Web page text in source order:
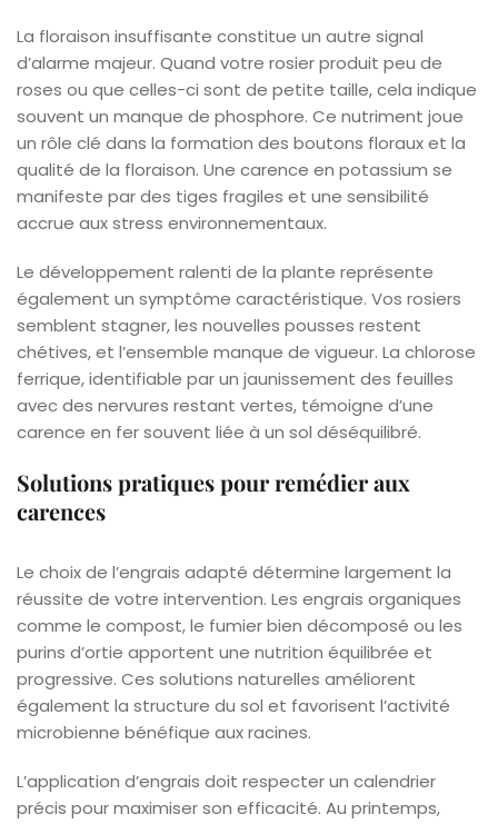
La floraison insuffisante constitue un autre signal
d’alarme majeur. Quand votre rosier produit peu de
roses ou que celles-ci sont de petite taille, cela indique
souvent un manque de phosphore. Ce nutriment joue
un rôle clé dans la formation des boutons floraux et la
qualité de la floraison. Une carence en potassium se
manifeste par des tiges fragiles et une sensibilité
accrue aux stress environnementaux.
Le développement ralenti de la plante représente
également un symptôme caractéristique. Vos rosiers
semblent stagner, les nouvelles pousses restent
chétives, et l’ensemble manque de vigueur. La chlorose
ferrique, identifiable par un jaunissement des feuilles
avec des nervures restant vertes, témoigne d’une
carence en fer souvent liée à un sol déséquilibré.
Solutions pratiques pour remédier aux
carences
Le choix de l’engrais adapté détermine largement la
réussite de votre intervention. Les engrais organiques
comme le compost, le fumier bien décomposé ou les
purins d’ortie apportent une nutrition équilibrée et
progressive. Ces solutions naturelles améliorent
également la structure du sol et favorisent l’activité
microbienne bénéfique aux racines.
L’application d’engrais doit respecter un calendrier
précis pour maximiser son efficacité. Au printemps,